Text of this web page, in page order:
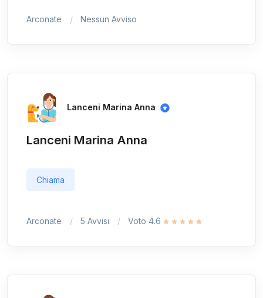
Arconate Nessun Avviso
Lanceni Marina Anna
Lanceni Marina Anna
Chiama
Arconate 5 Avvisi Voto 4.6